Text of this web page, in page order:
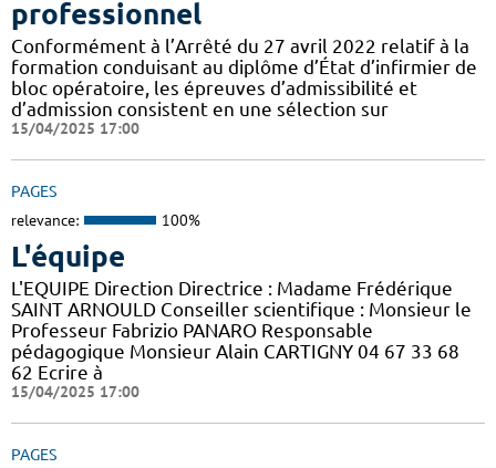
professionnel
Conformément à l’Arrêté du 27 avril 2022 relatif à la
formation conduisant au diplôme d’État d’infirmier de
bloc opératoire, les épreuves d’admissibilité et
d’admission consistent en une sélection sur
15/04/2025 17:00
PAGES
relevance: 100%
L'équipe
L'EQUIPE Direction Directrice : Madame Frédérique
SAINT ARNOULD Conseiller scientifique : Monsieur le
Professeur Fabrizio PANARO Responsable
pédagogique Monsieur Alain CARTIGNY 04 67 33 68
62 Ecrire à
15/04/2025 17:00
PAGES